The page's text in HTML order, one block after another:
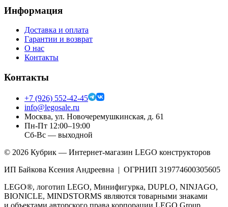
Информация
Доставка и оплата
Гарантии и возврат
О нас
Контакты
Контакты
+7 (926) 552-42-45
info@legosale.ru
Москва, ул. Новочеремушкинская, д. 61
Пн-Пт 12:00–19:00
Сб-Вс — выходной
© 2026 Кубрик — Интернет-магазин LEGO конструкторов
ИП Байкова Ксения Андреевна | ОГРНИП 319774600305605
LEGO®, логотип LEGO, Минифигурка, DUPLO, NINJAGO,
BIONICLE, MINDSTORMS являются товарными знаками
и объектами авторского права корпорации LEGO Group.